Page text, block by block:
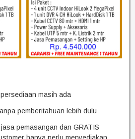
masih ada
pemberitahuan lebih dulu
pemasangan dan GRATIS